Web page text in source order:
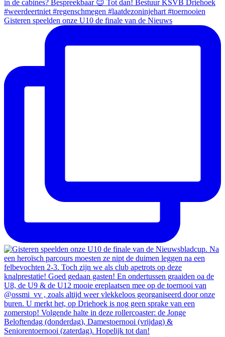
Gisteren speelden onze U10 de finale van de Nieuws